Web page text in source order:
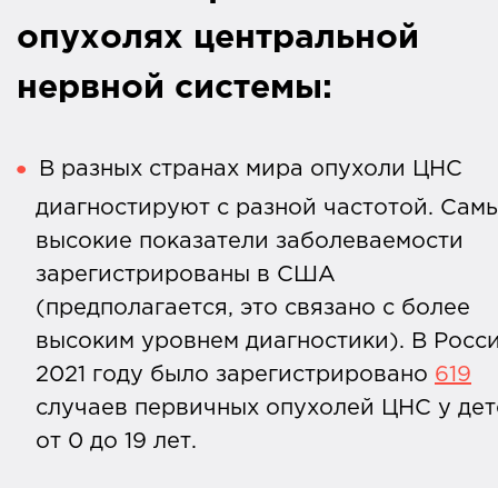
опухолях центральной
нервной системы:
В разных странах мира опухоли ЦНС
диагностируют с разной частотой.
высокие показатели заболеваемости
зарегистрированы в США
(предполагается, это связано с более
высоким уровнем диагностики). В
2021 году было зарегистрировано 619
случаев первичных опухолей ЦНС у
от 0 до 19 лет.